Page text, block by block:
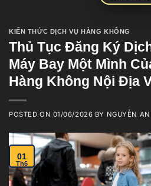
KIẾN THỨC DỊCH VỤ HÀNG KHÔNG
Thủ Tục Đăng Ký
Máy Bay Một Mình
Hàng Không Nội Địa
POSTED ON 01/06/2026 BY NGUYỄN
01
Th6